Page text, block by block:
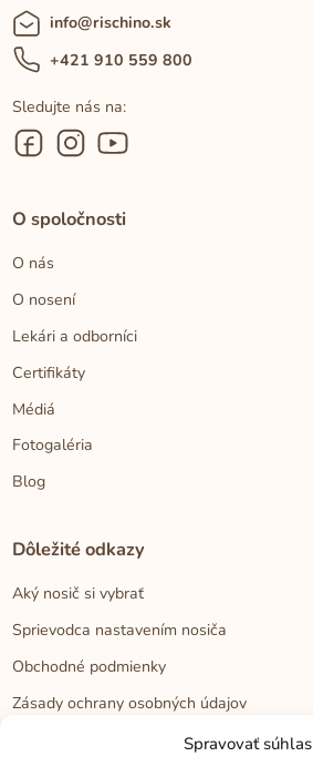
Spravovať súhlas
info@rischino.sk
+421 910 559 800
Sledujte nás na:
O spoločnosti
O nás
O nosení
Lekári a odborníci
Certifikáty
Médiá
Fotogaléria
Blog
Dôležité odkazy
Aký nosič si vybrať
Sprievodca nastavením nosiča
Obchodné podmienky
Zásady ochrany osobných údajov